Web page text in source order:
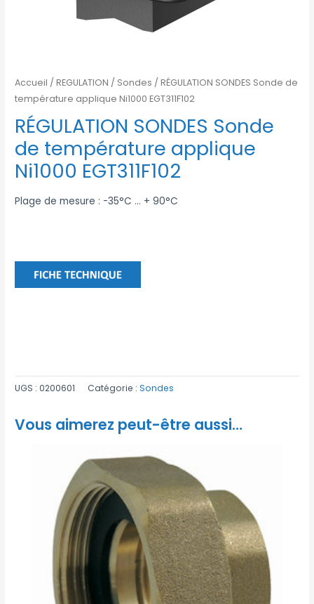
Accueil /REGULATION / Sondes / RÉGULATION SONDES Sonde de
température applique Ni1000 EGT311F102
RÉGULATION SONDES Sonde
de température applique
Ni1000 EGT311F102
Plage de mesure : -35°C … + 90°C
UGS :0200601 Catégorie :Sondes
Vous aimerez peut-être aussi…